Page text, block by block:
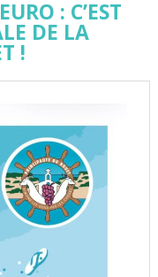
: C’EST
DE LA
!